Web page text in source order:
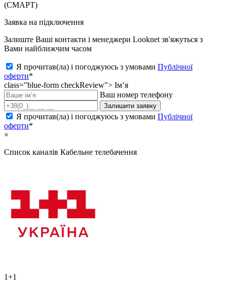
(СМАРТ)
Заявка на підключення
Залиште Ваші контакти і менеджери Looknet зв'яжуться з
Вами найближчим часом
Я прочитав(ла) і погоджуюсь з умовами Публічної
оферти*
class="blue-form checkReview"> Ім’я
Ваш номер телефону
Залишити заявку
Я прочитав(ла) і погоджуюсь з умовами Публічної
оферти*
×
Список каналів Кабельне телебачення
1+1